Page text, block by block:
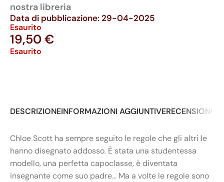
nostra libreria
Data di pubblicazione: 29-04-2025
Esaurito
19,50€
Esaurito
DESCRIZIONEINFORMAZIONI AGGIUNTIVERECENSIONI
Chloe Scott ha sempre seguito le regole che gli altri le
hanno disegnato addosso. È stata una studentessa
modello, una perfetta capoclasse, è diventata
insegnante come suo padre… Ma a volte le regole sono